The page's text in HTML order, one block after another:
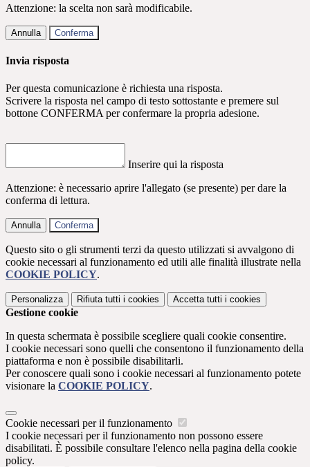
Attenzione: la scelta non sarà modificabile.
Annulla Conferma
Invia risposta
Per questa comunicazione è richiesta una risposta.
Scrivere la risposta nel campo di testo sottostante e premere sul
bottone CONFERMA per confermare la propria adesione.
Inserire qui la risposta
Attenzione: è necessario aprire l'allegato (se presente) per dare la
conferma di lettura.
Annulla Conferma
Questo sito o gli strumenti terzi da questo utilizzati si avvalgono di
cookie necessari al funzionamento ed utili alle finalità illustrate nella
COOKIE POLICY.
Personalizza Rifiuta tutti i cookies Accetta tutti i cookies
Gestione cookie
In questa schermata è possibile scegliere quali cookie consentire.
I cookie necessari sono quelli che consentono il funzionamento della
piattaforma e non è possibile disabilitarli.
Per conoscere quali sono i cookie necessari al funzionamento potete
visionare la COOKIE POLICY.
Cookie necessari per il funzionamento
I cookie necessari per il funzionamento non possono essere
disabilitati. È possibile consultare l'elenco nella pagina della cookie
policy.